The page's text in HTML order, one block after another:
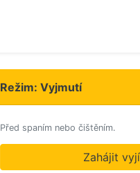
Režim: Vyjmutí
Před spaním nebo čištěním.
Zahájit